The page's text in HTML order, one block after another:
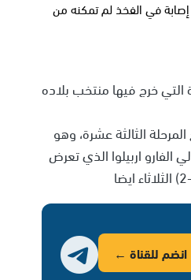
إصابة في الفخذ لم تمكنه من
التي خرج فيها منتخب بلاده
الثالثة عشرة، وهو
الفارو اربيلوا الذي تعرض
انضم للقناة ←